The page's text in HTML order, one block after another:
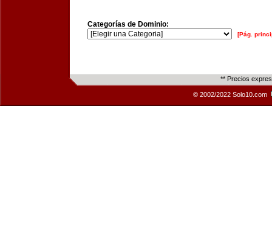
Categorías de Dominio:
[Pág.
** Precios
© 2002/2022 Solo10.com